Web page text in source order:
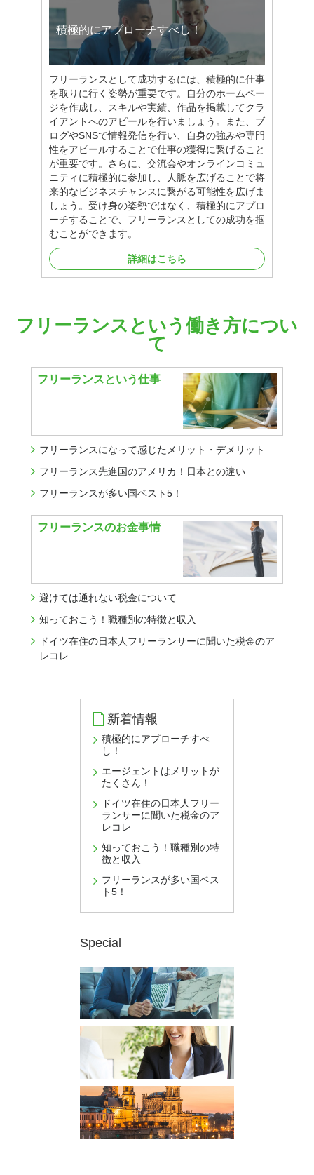
積極的にアプローチすべし！
フリーランスとして成功するには、積極的に仕事
を取りに行く姿勢が重要です。自分のホームペー
ジを作成し、スキルや実績、作品を掲載してクラ
イアントへのアピールを行いましょう。また、ブ
ログやSNSで情報発信を行い、自身の強みや専門
性をアピールすることで仕事の獲得に繋げること
が重要です。さらに、交流会やオンラインコミュ
ニティに積極的に参加し、人脈を広げることで将
来的なビジネスチャンスに繋がる可能性を広げま
しょう。受け身の姿勢ではなく、積極的にアプロ
ーチすることで、フリーランスとしての成功を掴
むことができます。
詳細はこちら
フリーランスという働き方につい
て
フリーランスという仕事
フリーランスになって感じたメリット・デメリット
フリーランス先進国のアメリカ！日本との違い
フリーランスが多い国ベスト5！
フリーランスのお金事情
避けては通れない税金について
知っておこう！職種別の特徴と収入
ドイツ在住の日本人フリーランサーに聞いた税金のア
レコレ
新着情報
積極的にアプローチすべ
し！
エージェントはメリットが
たくさん！
ドイツ在住の日本人フリー
ランサーに聞いた税金のア
レコレ
知っておこう！職種別の特
徴と収入
フリーランスが多い国ベス
ト5！
Special